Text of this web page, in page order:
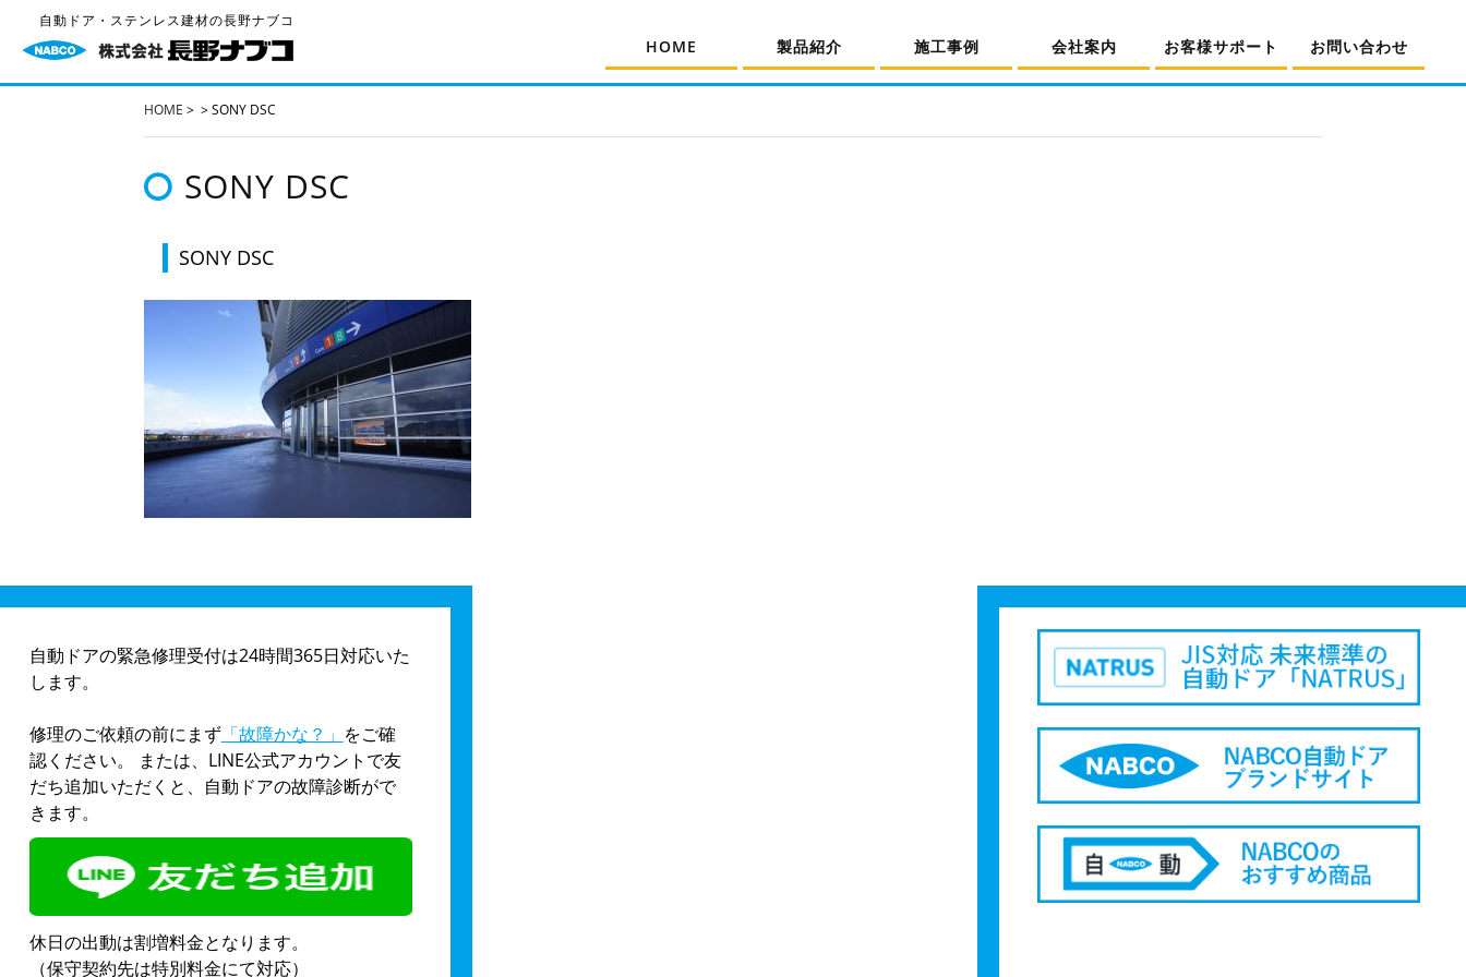
自動ドア・ステンレス建材の長野ナブコ
HOME 製品紹介 施工事例 会社案内 お客様サポート お問い合わせ
HOME > >SONY DSC
SONY DSC
SONY DSC
自動ドアの緊急修理受付は24時間365日対応いた
します。
修理のご依頼の前にまず「故障かな？」 をご確
認ください。 または、LINE公式アカウントで友
だち追加いただくと、自動ドアの故障診断がで
きます。
休日の出動は割増料金となります。
（保守契約先は特別料金にて対応）